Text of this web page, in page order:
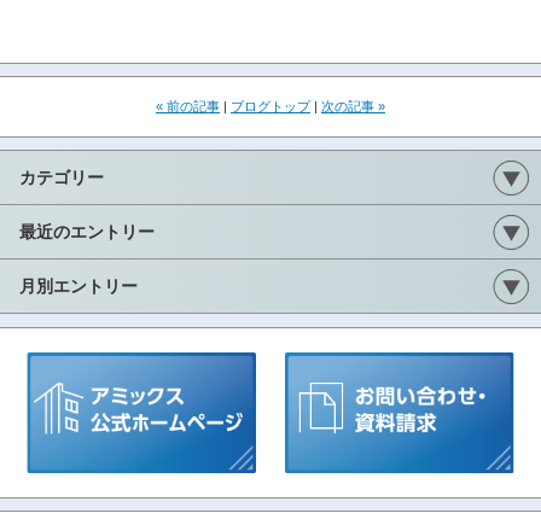
« 前の記事 ブログトップ| 次の記事 »
カテゴリー
最近のエントリー
月別エントリー